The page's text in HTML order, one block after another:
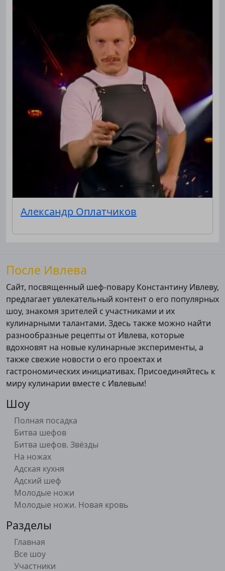
Александр Оплатчиков
После Ивлева
Сайт, посвященный шеф-повару Константину Ивлеву,
предлагает увлекательный контент о его популярных
шоу, знакомя зрителей с участниками и их
кулинарными талантами. Здесь также можно найти
разнообразные рецепты от Ивлева, которые
вдохновят на новые кулинарные эксперименты, а
также свежие новости о его проектах и
гастрономических инициативах. Присоединяйтесь к
миру кулинарии вместе с Ивлевым!
Шоу
Полная посадка
Битва шефов
Битва шефов. Звёзды
На ножах
Адская кухня
Адский шеф
Молодые ножи
Молодые ножи. Новая кровь
Разделы
Главная
Все шоу
Участники